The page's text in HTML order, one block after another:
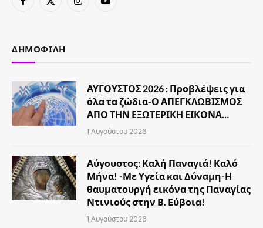
Facebook
X
InstagramYouTube
ΔΗΜΟΦΙΛΉ
ΑΥΓΟΥΣΤΟΣ 2026 : Προβλέψεις για
όλα τα ζώδια-Ο ΑΠΕΓΚΛΩΒΙΣΜΟΣ
ΑΠΟ ΤΗΝ ΕΞΩΤΕΡΙΚΗ ΕΙΚΟΝΑ…
1 Αυγούστου 2026
Αύγουστος: Καλή Παναγιά! Καλό
Μήνα! -Με Υγεία και Δύναμη-Η
θαυματουργή εικόνα της Παναγίας
Ντινιούς στην Β. Εύβοια!
1 Αυγούστου 2026